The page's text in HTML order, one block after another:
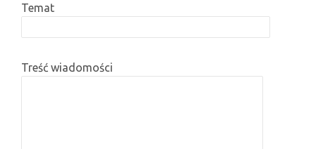
Temat
Treść wiadomości